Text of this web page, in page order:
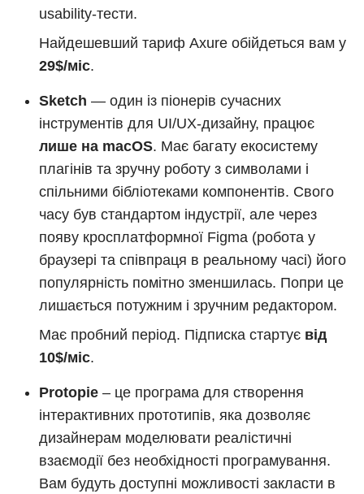
usability-тести.
Найдешевший тариф Axure обійдеться вам у
29$/міс.
Sketch — один із піонерів сучасних
інструментів для UI/UX-дизайну, працює
лише на macOS. Має багату екосистему
плагінів та зручну роботу з символами і
спільними бібліотеками компонентів. Свого
часу був стандартом індустрії, але через
появу кросплатформної Figma (робота у
браузері та співпраця в реальному часі) його
популярність помітно зменшилась. Попри це
лишається потужним і зручним редактором.
Має пробний період. Підписка стартує від
10$/міс.
Protopie – це програма для створення
інтерактивних прототипів, яка дозволяє
дизайнерам моделювати реалістичні
взаємодії без необхідності програмування.
Вам будуть доступні можливості закласти в